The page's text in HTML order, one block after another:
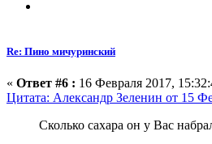
Re: Пино мичуринский
« Ответ #6 : 16 Февраля 2017,
Цитата: Александр Зеленин от 15
Сколько сахара он у Вас